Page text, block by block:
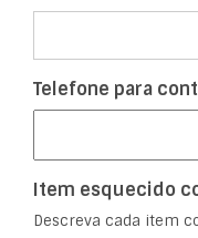
Telefone para
Item esquecido
Descreva cada item